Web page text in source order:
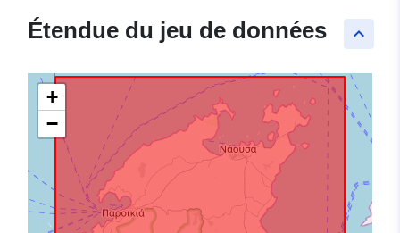
keyboard_arrow_up
Étendue du jeu de données
+
−